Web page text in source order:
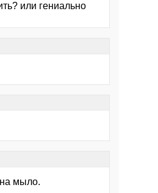
или гениально
мыло.